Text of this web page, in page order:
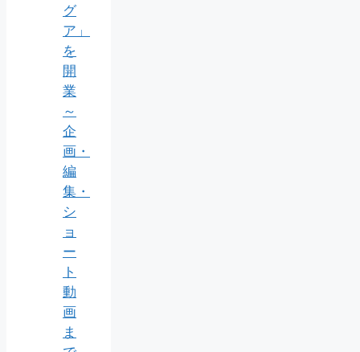
グ
ア」
を
開
業
～
企
画・
編
集・
シ
ョ
ー
ト
動
画
ま